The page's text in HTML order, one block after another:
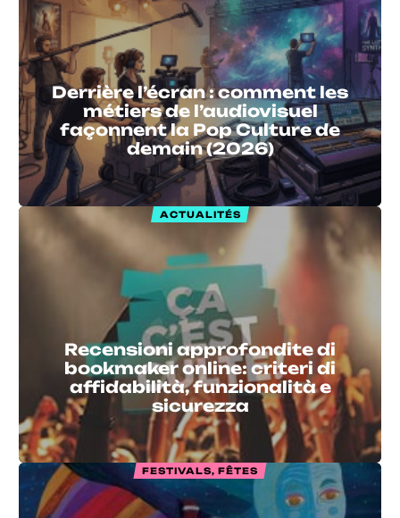
Derrière l’écran : comment les
métiers de l’audiovisuel
façonnent la Pop Culture de
demain (2026)
ACTUALITÉS
Recensioni approfondite di
bookmaker online: criteri di
affidabilità, funzionalità e
sicurezza
FESTIVALS, FÊTES